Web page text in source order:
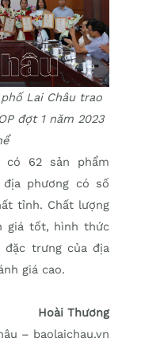
Lai Châu trao
đợt 1 năm 2023
có 62 sản phẩm
phương có số
tỉnh. Chất lượng
giá tốt, hình thức
trưng của địa
giá cao.
Hoài Thương
– baolaichau.vn